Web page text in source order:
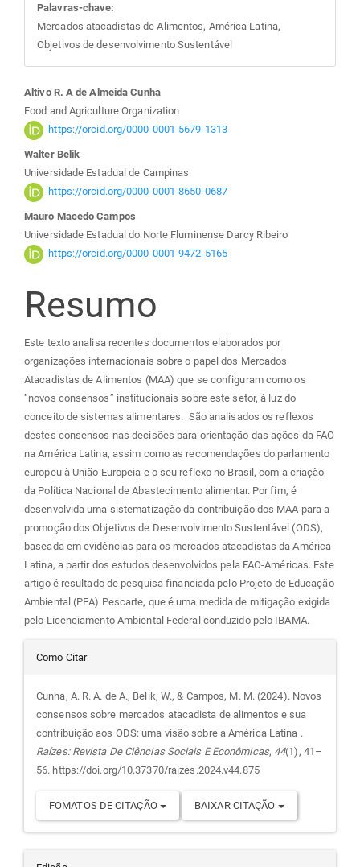
Palavras-chave:
Mercados atacadistas de Alimentos, América Latina,
Objetivos de desenvolvimento Sustentável
Conteúdo
do
artigo
principal
Altivo R. A de Almeida Cunha
Food and Agriculture Organization
https://orcid.org/0000-0001-5679-1313
Walter Belik
Universidade Estadual de Campinas
https://orcid.org/0000-0001-8650-0687
Mauro Macedo Campos
Universidade Estadual do Norte Fluminense Darcy Ribeiro
https://orcid.org/0000-0001-9472-5165
Resumo
Este texto analisa recentes documentos elaborados por
organizações internacionais sobre o papel dos Mercados
Atacadistas de Alimentos (MAA) que se configuram como os
“novos consensos” institucionais sobre este setor, à luz do
conceito de sistemas alimentares. São analisados os reflexos
destes consensos nas decisões para orientação das ações da FAO
na América Latina, assim como as recomendações do parlamento
europeu à União Europeia e o seu reflexo no Brasil, com a criação
da Política Nacional de Abastecimento alimentar. Por fim, é
desenvolvida uma sistematização da contribuição dos MAA para a
promoção dos Objetivos de Desenvolvimento Sustentável (ODS),
baseada em evidências para os mercados atacadistas da América
Latina, a partir dos estudos desenvolvidos pela FAO-Américas. Este
artigo é resultado de pesquisa financiada pelo Projeto de Educação
Ambiental (PEA) Pescarte, que é uma medida de mitigação exigida
pelo Licenciamento Ambiental Federal conduzido pelo IBAMA.
Detalhes
do
artigo
Como Citar
Cunha, A. R. A. de A., Belik, W., & Campos, M. M. (2024). Novos
consensos sobre mercados atacadista de alimentos e sua
contribuição aos ODS: uma visão sobre a América Latina .
Raízes: Revista De Ciências Sociais E Econômicas, 44(1), 41–
56. https://doi.org/10.37370/raizes.2024.v44.875
FOMATOS DE CITAÇÃO BAIXAR CITAÇÃO